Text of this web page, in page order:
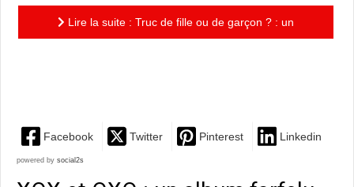
Lire la suite : Truc de fille ou de garçon ? : un
Facebook Twitter Pinterest Linkedin
powered by social2s